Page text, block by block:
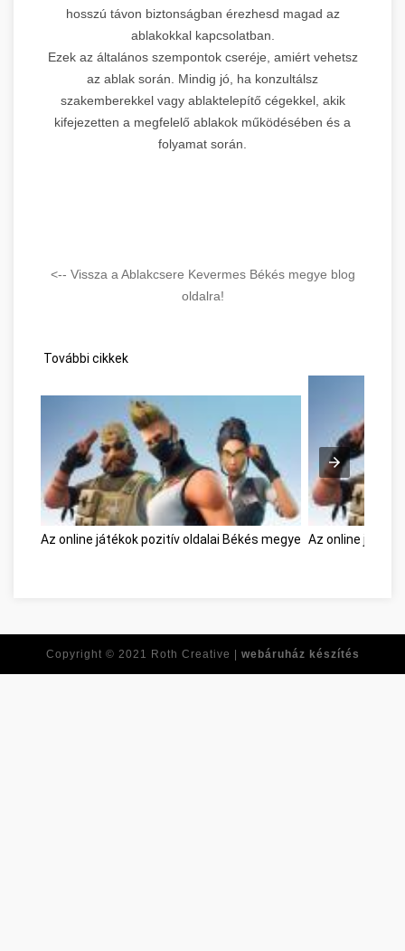
hosszú távon biztonságban érezhesd magad az
ablakokkal kapcsolatban.
Ezek az általános szempontok cseréje, amiért vehetsz
az ablak során. Mindig jó, ha konzultálsz
szakemberekkel vagy ablaktelepítő cégekkel, akik
kifejezetten a megfelelő ablakok működésében és a
folyamat során.
<-- Vissza a Ablakcsere Kevermes Békés megye blog
oldalra!
További cikkek
Az online játékok pozitív oldalai Békés megye Az online
Copyright © 2021 Roth Creative | webáruház készítés